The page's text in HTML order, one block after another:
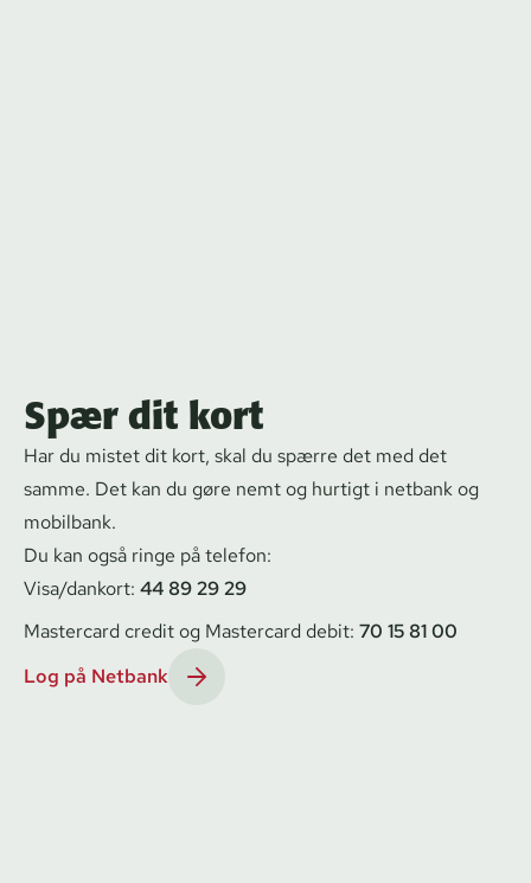
Spær dit kort
Har du mistet dit kort, skal du spærre det med det
samme. Det kan du gøre nemt og hurtigt i netbank og
mobilbank.
Du kan også ringe på telefon:
Visa/dankort: 44 89 29 29
Mastercard credit og Mastercard debit: 70 15 81 00
Log på Netbank